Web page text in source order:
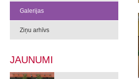
Galerijas
Ziņu arhīvs
JAUNUMI